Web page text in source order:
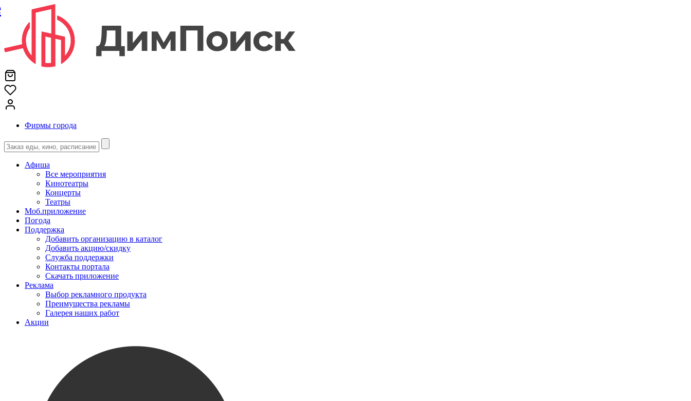
Фирмы города
Афиша
Все мероприятия
Кинотеатры
Концерты
Театры
Моб.приложение
Погода
Поддержка
Добавить организацию в каталог
Добавить акцию/скидку
Служба поддержки
Контакты портала
Скачать приложение
Реклама
Выбор рекламного продукта
Преимущества рекламы
Галерея наших работ
Акции